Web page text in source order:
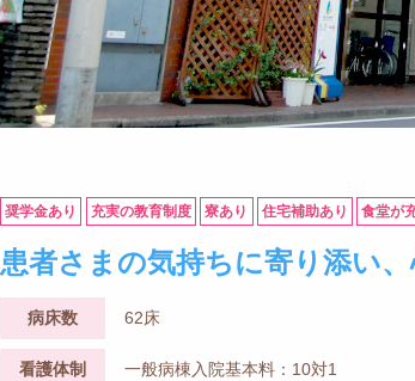
奨学金あり 充実の教育制度 寮あり 住宅補助あり 食堂が
患者さまの気持ちに寄り添い
病床数 62床
看護体制 一般病棟入院基本料：10対1